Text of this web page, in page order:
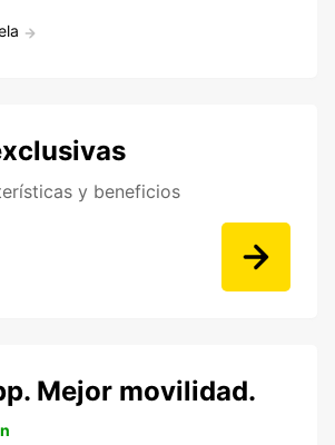
y beneficios
Mejor movilidad.